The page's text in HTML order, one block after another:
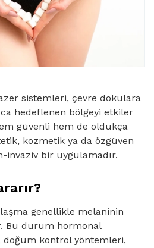
sistemleri, çevre dokulara
hedeflenen bölgeyi etkiler
güvenli hem de oldukça
kozmetik ya da özgüven
invaziv bir uygulamadır.
genellikle melaninin
Bu durum hormonal
kontrol yöntemleri,